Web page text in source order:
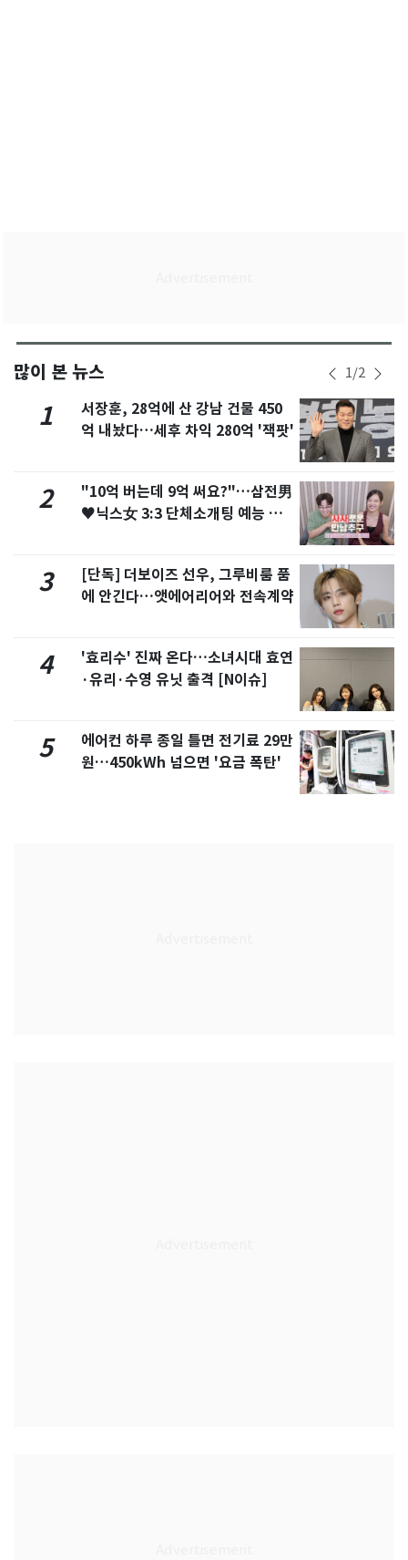
많이 본 뉴스 1/2
1
서장훈, 28억에 산 강남 건물 450
억 내놨다…세후 차익 280억 '잭팟'
2
"10억 버는데 9억 써요?"…삼전男
♥닉스女 3:3 단체소개팅 예능 화
3
[단독] 더보이즈 선우, 그루비룸 품
에 안긴다…앳에어리어와 전속계약
4
'효리수' 진짜 온다…소녀시대 효연
·유리·수영 유닛 출격 [N이슈]
5
에어컨 하루 종일 틀면 전기료 29만
원…450kWh 넘으면 '요금 폭탄'